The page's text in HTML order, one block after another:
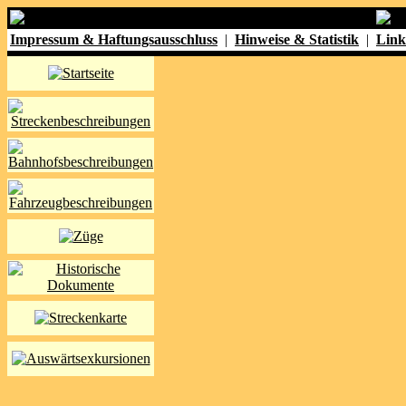
Impressum & Haftungsausschluss | Hinweise & Statistik |